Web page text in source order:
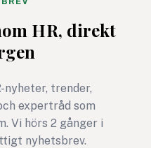
HR, direkt
nyheter, trender,
expertråd som
Vi hörs 2 gånger i
nyhetsbrev.